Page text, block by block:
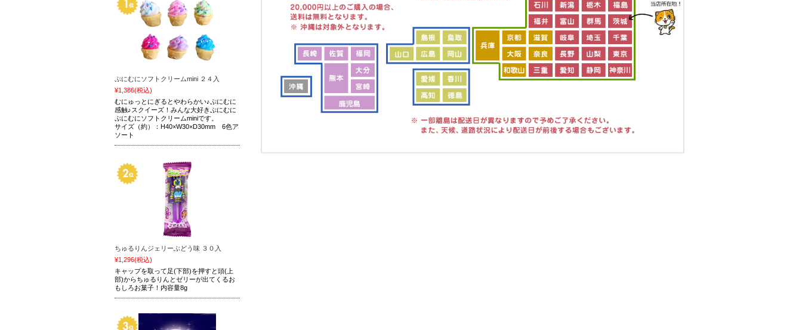
ぷにむにソフトクリームmini ２４入
¥1,386(税込)
むにゅっとにぎるとやわらかい♪ぷにむに
感触♪スクイーズ！みんな大好きぷにむに
ぷにむにソフトクリームminiです。
サイズ（約）：H40×W30×D30mm 6色ア
ソート
ちゅるりんジェリーぶどう味 ３０入
¥1,296(税込)
キャップを取って足(下部)を押すと頭(上
部)からちゅるりんとゼリーが出てくるお
もしろお菓子！内容量8g